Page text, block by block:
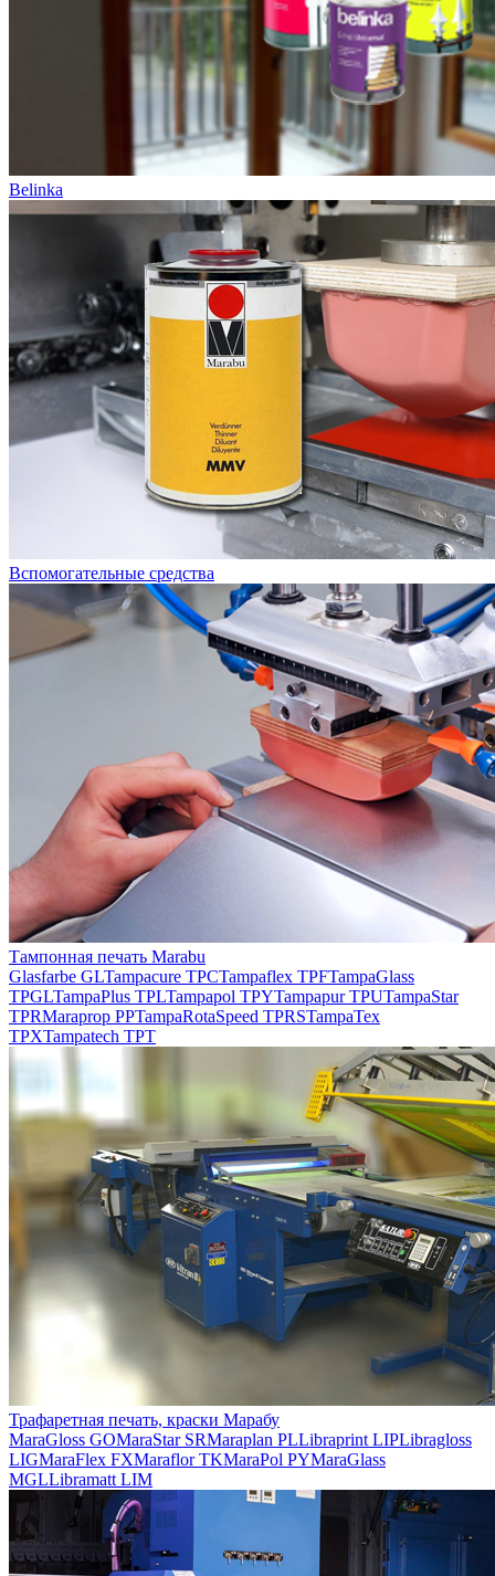
Belinka
Вспомогательные средства
Тампонная печать Marabu
Glasfarbe GLTampacure TPCTampaflex TPFTampaGlass
TPGLTampaPlus TPLTampapol TPYTampapur TPUTampaStar
TPRMaraprop PPTampaRotaSpeed TPRSTampaTex
TPXTampatech TPT
Трафаретная печать, краски Марабу
MaraGloss GOMaraStar SRMaraplan PLLibraprint LIPLibragloss
LIGMaraFlex FXMaraflor TKMaraPol PYMaraGlass
MGLLibramatt LIM